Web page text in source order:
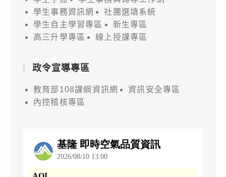
學生事務資訊網
社團選填系統
學生自主學習專區
新生專區
高三升學專區
線上授課專區
政令宣導專區
教育部108課綱資訊網
資訊安全專區
內控稽核專區